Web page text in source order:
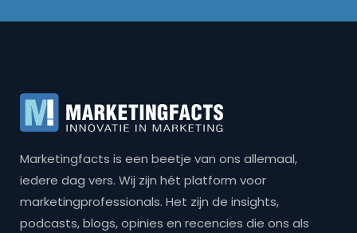
Marketingfacts is een beetje van ons allemaal,
iedere dag vers. Wij zijn hét platform voor
marketingprofessionals. Het zijn de insights,
podcasts, blogs, opinies en recencies die ons als